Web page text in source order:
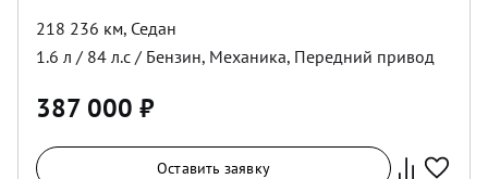
218 236 км, Седан
1.6 л / 84 л.с / Бензин, Механика, Передний привод
387 000 ₽
Оставить заявку